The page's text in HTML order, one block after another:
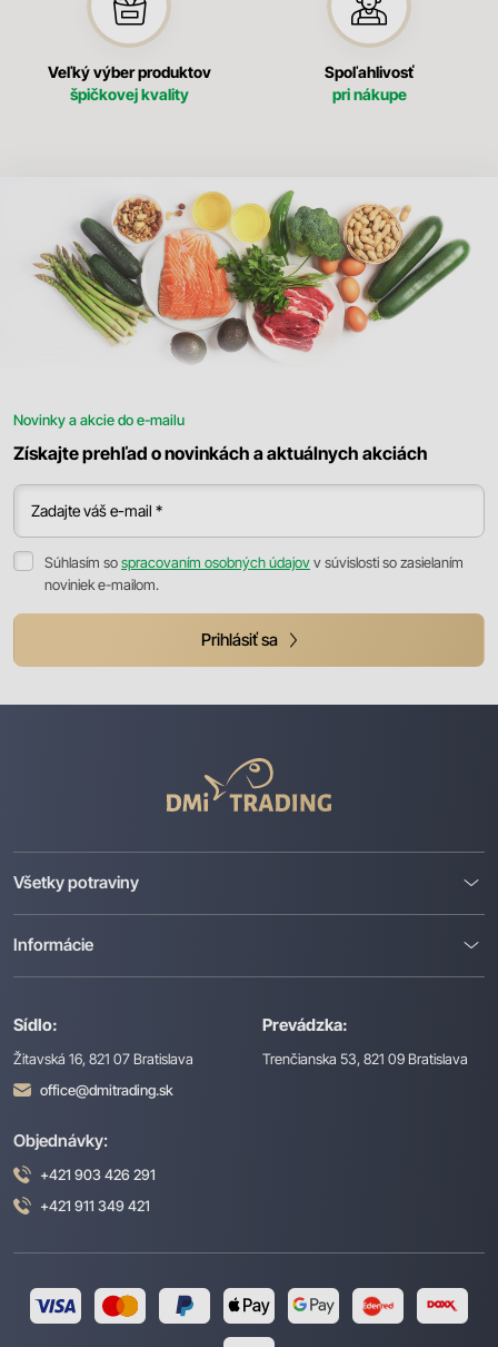
Veľký výber produktov
špičkovej kvality
Spoľahlivosť
pri nákupe
Novinky a akcie do e-mailu
Získajte prehľad o novinkách a aktuálnych akciách
Zadajte váš e-mail *
Súhlasím sospracovaním osobných údajovv súvislosti so zasielaním
noviniek e-mailom.
Prihlásiť sa
Trading
Sídlo:
Žitavská 16, 821 07 Bratislava
office@dmitrading.sk
Prevádzka:
Trenčianska 53, 821 09 Bratislava
Všetky potraviny
Informácie
Objednávky:
+421 903 426 291
+421 911 349 421